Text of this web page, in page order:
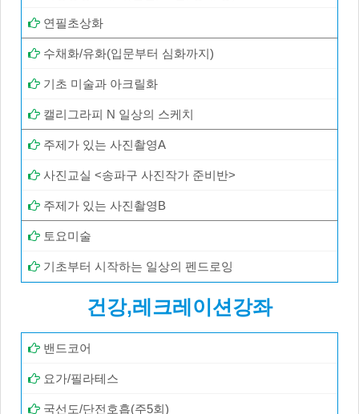
연필초상화
수채화/유화(입문부터 심화까지)
기초 미술과 아크릴화
캘리그라피 N 일상의 스케치
주제가 있는 사진촬영A
사진교실 <송파구 사진작가 준비반>
주제가 있는 사진촬영B
토요미술
기초부터 시작하는 일상의 펜드로잉
건강,레크레이션강좌
밴드코어
요가/필라테스
국선도/단전호흡(주5회)